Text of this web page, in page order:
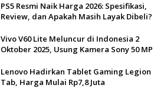
PS5 Resmi Naik Harga 2026: Spesifikasi,
Review, dan Apakah Masih Layak Dibeli?
Vivo V60 Lite Meluncur di Indonesia 2
Oktober 2025, Usung Kamera Sony 50 MP
Lenovo Hadirkan Tablet Gaming Legion
Tab, Harga Mulai Rp7,8 Juta